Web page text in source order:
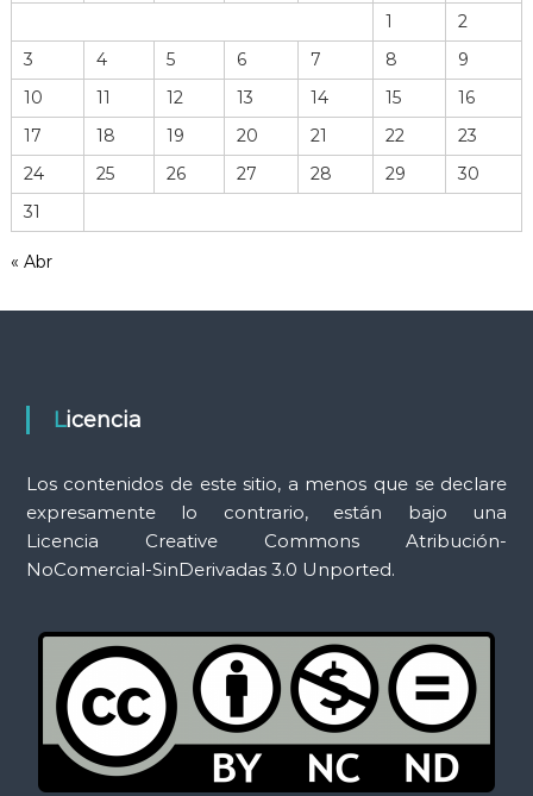
o
e
h
r
m
i
n
1
2
3
4 5 6 7 8
9
10
11 12 13 14 15
16
17
18 19 20 21 22
23
24
25 26 27 28 29
30
31
« Abr
Licencia
Los contenidos de este sitio, a menos que se declare
expresamente lo contrario, están bajo una
Licencia Creative Commons Atribución-
NoComercial-SinDerivadas 3.0 Unported.